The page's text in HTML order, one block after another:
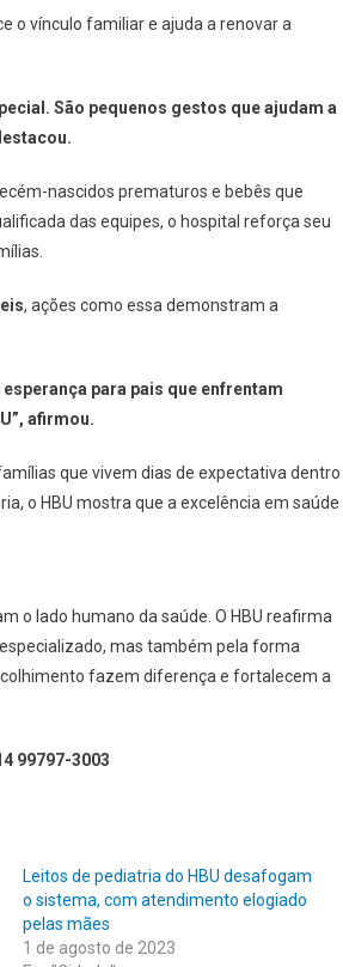
o vínculo familiar e ajuda a renovar a
São pequenos gestos que ajudam a
nascidos prematuros e bebês que
das equipes, o hospital reforça seu
, ações como essa demonstram a
para pais que enfrentam
afirmou.
que vivem dias de expectativa dentro
o HBU mostra que a excelência em saúde
o lado humano da saúde. O HBU reafirma
mas também pela forma
fazem diferença e fortalecem a
99797-3003
Leitos de pediatria do HBU desafogam
o sistema, com atendimento elogiado
pelas mães
1 de agosto de 2023